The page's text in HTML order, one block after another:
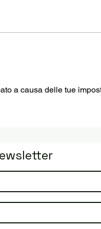
a causa delle tue